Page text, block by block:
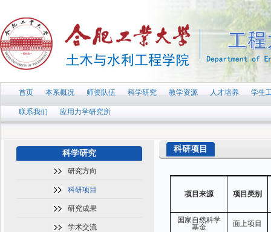
首页 本系概况 师资队伍 科学研究 教学资源 人才培养 学生
联系我们 应用力学研究所
科学研究
研究方向
科研项目
研究成果
学术交流
科研项目
项目来源 项目类别
国家自然科学
基金
面上项目